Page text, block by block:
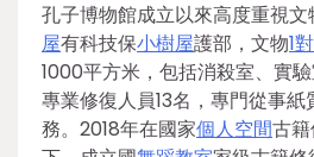
孔子博物館成立以來高度重視
屋有科技保小樹屋護部，文物1
1000平方米，包括消殺室、實
專業修復人員13名，專門從事
務。2018年在國家個人空間古